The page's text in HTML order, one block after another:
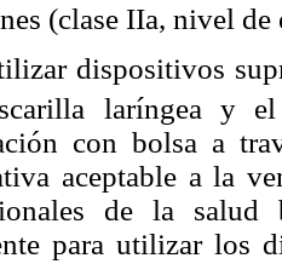
(clase IIa, nivel
dispositivos
laríngea y
con bolsa a
aceptable a la
de la salud
para utilizar los